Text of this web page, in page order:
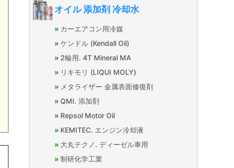
オイル 添加剤 冷却水
カーエアコン用冷媒
ケンドル (Kendall Oil)
2輪用. 4T Mineral MA
リキモリ (LIQUI MOLY)
メタライザー 金属表面修復剤
QMI. 添加剤
Repsol Motor Oil
KEMITEC. エンジン冷却液
大丸テクノ. ディーゼル車用
制研化学工業